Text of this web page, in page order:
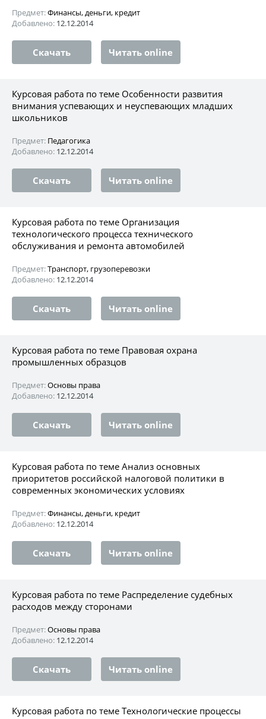
Предмет:Финансы, деньги, кредит
Добавлено: 12.12.2014
Скачать Читать online
Курсовая работа по теме Особенности развития
внимания успевающих и неуспевающих младших
школьников
Предмет: Педагогика
Добавлено: 12.12.2014
Скачать Читать online
Курсовая работа по теме Организация
технологического процесса технического
обслуживания и ремонта автомобилей
Предмет:Транспорт, грузоперевозки
Добавлено: 12.12.2014
Скачать Читать online
Курсовая работа по теме Правовая охрана
промышленных образцов
Предмет:Основы права
Добавлено: 12.12.2014
Скачать Читать online
Курсовая работа по теме Анализ основных
приоритетов российской налоговой политики в
современных экономических условиях
Предмет:Финансы, деньги, кредит
Добавлено: 12.12.2014
Скачать Читать online
Курсовая работа по теме Распределение судебных
расходов между сторонами
Предмет:Основы права
Добавлено: 12.12.2014
Скачать Читать online
Курсовая работа по теме Технологические процессы